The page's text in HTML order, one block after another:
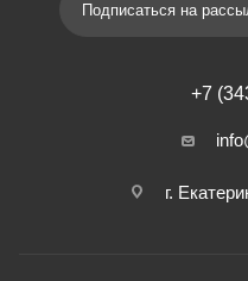
Подписаться на
+7
г.